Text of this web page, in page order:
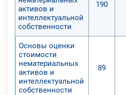
активов и
интеллектуальной
собственности
190
Основы оценки
стоимости
нематериальных
активов и
интеллектуальной
собственности
89